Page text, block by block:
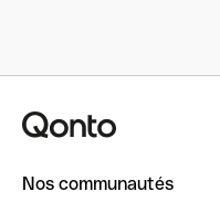
Nos communautés